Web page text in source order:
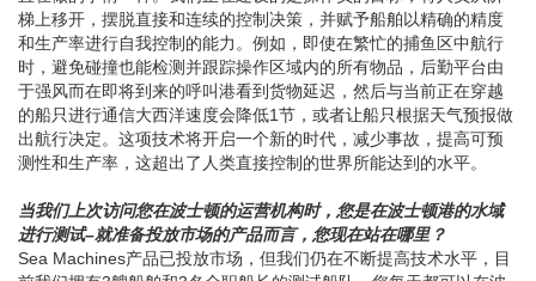
直在做的事情一样。我们正在建设的是操作员的目标，将人员从阶
梯上移开，摆脱直接和连续的控制决策，并赋予船舶以精确的精度
和生产率进行自我控制的能力。例如，即使在繁忙的捕鱼区中航行
时，避免碰撞也能检测并跟踪操作区域内的所有物品，后勤平台由
于强风而在即将到来的呼叫港看到货物延迟，然后与当前正在穿越
的船只进行通信大西洋速度会降低1节，或者让船只根据天气预报做
出航行决定。这项技术将开启一个新的时代，减少事故，提高可预
测性和生产率，这超出了人类直接控制的世界所能达到的水平。
当我们上次访问您在波士顿的运营机构时，您是在波士顿港的水域
进行测试–就准备投放市场的产品而言，您现在站在哪里？
Sea Machines产品已投放市场，但我们仍在不断提高技术水平，目